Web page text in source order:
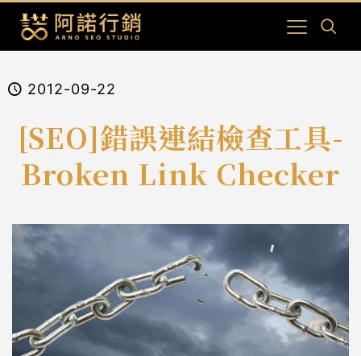
2012-09-22
[SEO]錯誤連結檢查工具-
Broken Link Checker